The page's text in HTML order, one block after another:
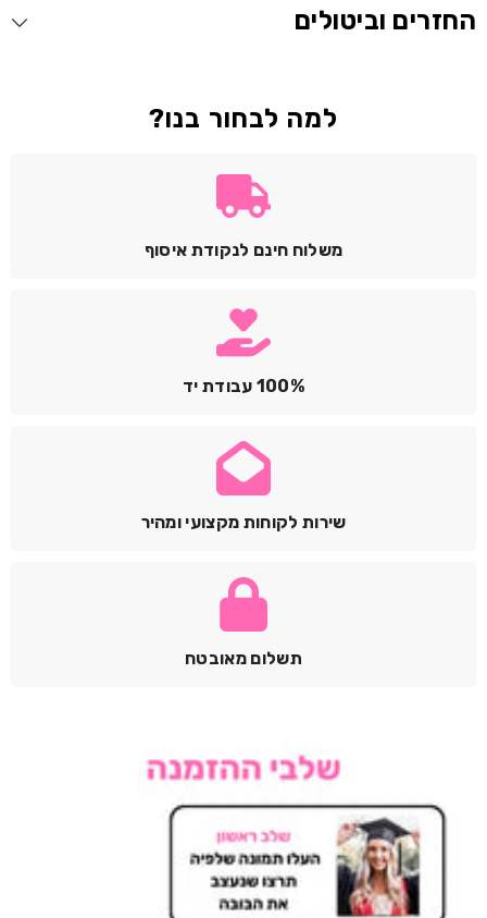
החזרים וביטולים
למה לבחור בנו?
משלוח חינם לנקודת איסוף
100% עבודת יד
שירות לקוחות מקצועי ומהיר
תשלום מאובטח